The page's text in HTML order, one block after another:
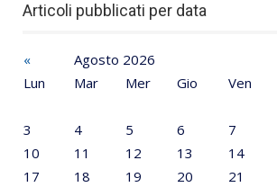
Articoli pubblicati per data
« Agosto 2026
Lun
Mar Mer Gio Ven
3
4 5 6 7
10
11 12 13 14
17
18 19 20 21